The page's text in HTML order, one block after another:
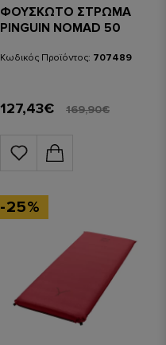
ΦΟΥΣΚΩΤΟ ΣΤΡΩΜΑ
PINGUIN NOMAD 50
x 5 cm
Κωδικός Προϊόντος: 707489
127,43€ 169,90€
-25%